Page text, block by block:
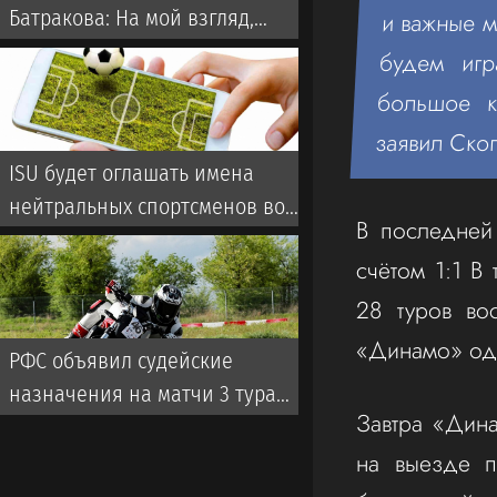
и важные
будем
большое
заявил
В
счётом 1:1 В
28 туров
«Динамо»
Завтра
на выезде
Батракова: На мой взгляд,
Батраков заслужил лучшего,
чем чемпионат Турции
ISU будет оглашать имена
нейтральных спортсменов во
время турниров
РФС объявил судейские
назначения на матчи 3 тура